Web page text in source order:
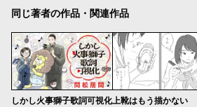
同じ著者の作品・関連作品
しかし火事獅子歌詞可視化上靴はもう描かない